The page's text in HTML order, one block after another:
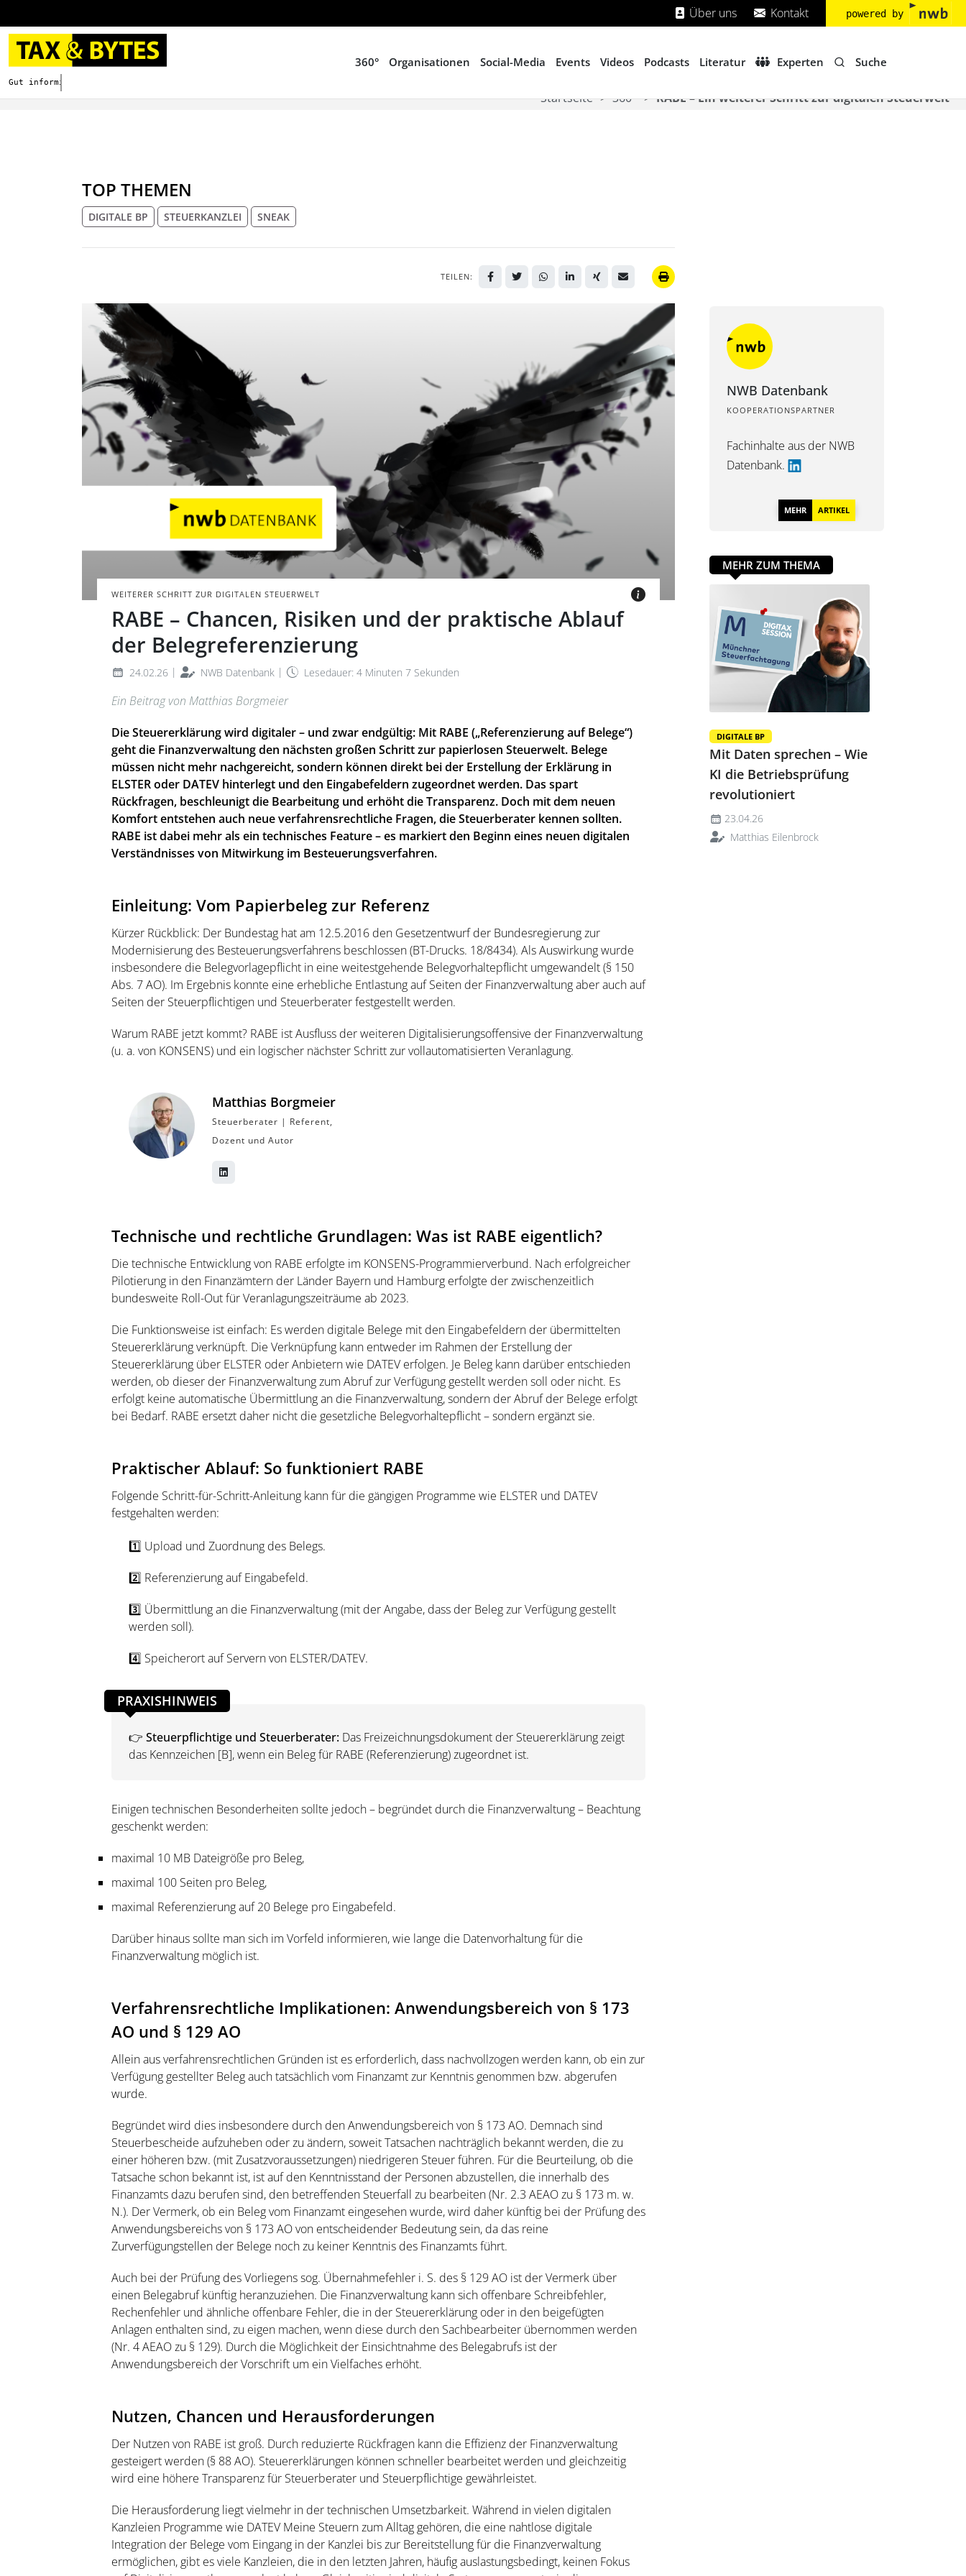
Über uns Kontakt powered by
Gut informieren. Besser digitalisieren.
360° Organisationen Social-Media Events Videos Podcasts Literatur Experten Suche
Startseite 360° RABE – Ein weiterer Schritt zur digitalen Steuerwelt
TOP THEMEN
DIGITALE BP STEUERKANZLEI SNEAK
TEILEN:
WEITERER SCHRITT ZUR DIGITALEN STEUERWELT
RABE – Chancen, Risiken und der praktische Ablauf
der Belegreferenzierung
24.02.26 | NWB Datenbank | Lesedauer: 4 Minuten 7 Sekunden
Schwarzer Rabe mit ausgebreiteten Flügeln, umgeben
von fliegenden Federn
BILD: @SERGEYNIVENS BY GETTY IMAGES VIA CANVA.COM
Ein Beitragvon Matthias Borgmeier
Die Steuererklärung wird digitaler – und zwar endgültig: Mit RABE („Referenzierung auf Belege“)
geht die Finanzverwaltung den nächsten großen Schritt zur papierlosen Steuerwelt. Belege
müssen nicht mehr nachgereicht, sondern können direkt bei der Erstellung der Erklärung in
ELSTER oder DATEV hinterlegt und den Eingabefeldern zugeordnet werden. Das spart
Rückfragen, beschleunigt die Bearbeitung und erhöht die Transparenz. Doch mit dem neuen
Komfort entstehen auch neue verfahrensrechtliche Fragen, die Steuerberater kennen sollten.
RABE ist dabei mehr als ein technisches Feature – es markiert den Beginn eines neuen digitalen
Verständnisses von Mitwirkung im Besteuerungsverfahren.
Einleitung: Vom Papierbeleg zur Referenz
Kürzer Rückblick: Der Bundestag hat am 12.5.2016 den Gesetzentwurf der Bundesregierung zur
Modernisierung des Besteuerungsverfahrens beschlossen (BT-Drucks. 18/8434). Als Auswirkung wurde
insbesondere die Belegvorlagepflicht in eine weitestgehende Belegvorhaltepflicht umgewandelt (§ 150
Abs. 7 AO). Im Ergebnis konnte eine erhebliche Entlastung auf Seiten der Finanzverwaltung aber auch auf
Seiten der Steuerpflichtigen und Steuerberater festgestellt werden.
Warum RABE jetzt kommt? RABE ist Ausfluss der weiteren Digitalisierungsoffensive der Finanzverwaltung
(u. a. von KONSENS) und ein logischer nächster Schritt zur vollautomatisierten Veranlagung.
Matthias Borgmeier
Steuerberater | Referent,
Dozent und Autor
Technische und rechtliche Grundlagen: Was ist RABE eigentlich?
Die technische Entwicklung von RABE erfolgte im KONSENS-Programmierverbund. Nach erfolgreicher
Pilotierung in den Finanzämtern der Länder Bayern und Hamburg erfolgte der zwischenzeitlich
bundesweite Roll-Out für Veranlagungszeiträume ab 2023.
Die Funktionsweise ist einfach: Es werden digitale Belege mit den Eingabefeldern der übermittelten
Steuererklärung verknüpft. Die Verknüpfung kann entweder im Rahmen der Erstellung der
Steuererklärung über ELSTER oder Anbietern wie DATEV erfolgen. Je Beleg kann darüber entschieden
werden, ob dieser der Finanzverwaltung zum Abruf zur Verfügung gestellt werden soll oder nicht. Es
erfolgt keine automatische Übermittlung an die Finanzverwaltung, sondern der Abruf der Belege erfolgt
bei Bedarf. RABE ersetzt daher nicht die gesetzliche Belegvorhaltepflicht – sondern ergänzt sie.
Praktischer Ablauf: So funktioniert RABE
Folgende Schritt-für-Schritt-Anleitung kann für die gängigen Programme wie ELSTER und DATEV
festgehalten werden:
1️⃣ Upload und Zuordnung des Belegs.
2️⃣ Referenzierung auf Eingabefeld.
3️⃣ Übermittlung an die Finanzverwaltung (mit der Angabe, dass der Beleg zur Verfügung gestellt
werden soll).
4️⃣ Speicherort auf Servern von ELSTER/DATEV.
PRAXISHINWEIS
👉 Steuerpflichtige und Steuerberater: Das Freizeichnungsdokument der Steuererklärung zeigt
das Kennzeichen [B], wenn ein Beleg für RABE (Referenzierung) zugeordnet ist.
Einigen technischen Besonderheiten sollte jedoch – begründet durch die Finanzverwaltung – Beachtung
geschenkt werden:
maximal 10 MB Dateigröße pro Beleg,
maximal 100 Seiten pro Beleg,
maximal Referenzierung auf 20 Belege pro Eingabefeld.
Darüber hinaus sollte man sich im Vorfeld informieren, wie lange die Datenvorhaltung für die
Finanzverwaltung möglich ist.
Verfahrensrechtliche Implikationen: Anwendungsbereich von § 173
AO und § 129 AO
Allein aus verfahrensrechtlichen Gründen ist es erforderlich, dass nachvollzogen werden kann, ob ein zur
Verfügung gestellter Beleg auch tatsächlich vom Finanzamt zur Kenntnis genommen bzw. abgerufen
wurde.
Begründet wird dies insbesondere durch den Anwendungsbereich von § 173 AO. Demnach sind
Steuerbescheide aufzuheben oder zu ändern, soweit Tatsachen nachträglich bekannt werden, die zu
einer höheren bzw. (mit Zusatzvoraussetzungen) niedrigeren Steuer führen. Für die Beurteilung, ob die
Tatsache schon bekannt ist, ist auf den Kenntnisstand der Personen abzustellen, die innerhalb des
Finanzamts dazu berufen sind, den betreffenden Steuerfall zu bearbeiten (Nr. 2.3 AEAO zu § 173 m. w.
N.). Der Vermerk, ob ein Beleg vom Finanzamt eingesehen wurde, wird daher künftig bei der Prüfung des
Anwendungsbereichs von § 173 AO von entscheidender Bedeutung sein, da das reine
Zurverfügungstellen der Belege noch zu keiner Kenntnis des Finanzamts führt.
Auch bei der Prüfung des Vorliegens sog. Übernahmefehler i. S. des § 129 AO ist der Vermerk über
einen Belegabruf künftig heranzuziehen. Die Finanzverwaltung kann sich offenbare Schreibfehler,
Rechenfehler und ähnliche offenbare Fehler, die in der Steuererklärung oder in den beigefügten
Anlagen enthalten sind, zu eigen machen, wenn diese durch den Sachbearbeiter übernommen werden
(Nr. 4 AEAO zu § 129). Durch die Möglichkeit der Einsichtnahme des Belegabrufs ist der
Anwendungsbereich der Vorschrift um ein Vielfaches erhöht.
Nutzen, Chancen und Herausforderungen
Der Nutzen von RABE ist groß. Durch reduzierte Rückfragen kann die Effizienz der Finanzverwaltung
gesteigert werden (§ 88 AO). Steuererklärungen können schneller bearbeitet werden und gleichzeitig
wird eine höhere Transparenz für Steuerberater und Steuerpflichtige gewährleistet.
Die Herausforderung liegt vielmehr in der technischen Umsetzbarkeit. Während in vielen digitalen
Kanzleien Programme wie DATEV Meine Steuern zum Alltag gehören, die eine nahtlose digitale
Integration der Belege vom Eingang in der Kanzlei bis zur Bereitstellung für die Finanzverwaltung
ermöglichen, gibt es viele Kanzleien, die in den letzten Jahren, häufig auslastungsbedingt, keinen Fokus
NWB Datenbank
KOOPERATIONSPARTNER
Fachinhalte aus der NWB
Datenbank.
MEHR ARTIKEL
MEHR ZUM THEMA
DIGITALE BP
Mit Daten sprechen – Wie
KI die Betriebsprüfung
revolutioniert
23.04.26
Matthias Eilenbrock